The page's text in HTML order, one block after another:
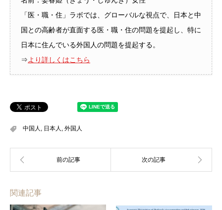
「医・職・住」ラボでは、グローバルな視点で、日本と中
国との高齢者が直面する医・職・住の問題を提起し、特に
日本に住んでいる外国人の問題を提起する。
⇒より詳しくはこちら
中国人 , 日本人 , 外国人
関連記事